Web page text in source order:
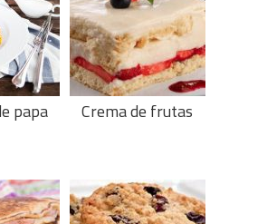
papa Crema de frutas